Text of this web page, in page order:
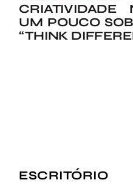
CRIATIVIDADE
UM POUCO
“THINK
ESCRITÓRIO